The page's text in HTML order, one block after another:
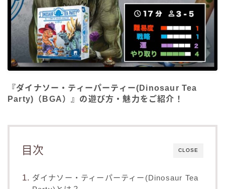
『ダイナソー・ティーパーティー(Dinosaur Tea
Party)（BGA）』の遊び方・魅力をご紹介！
CLOSE
目次
ダイナソー・ティーパーティー(Dinosaur Tea